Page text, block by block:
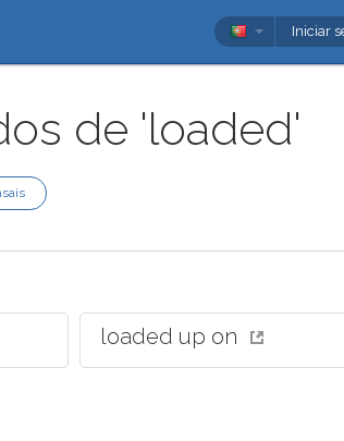
Iniciar
de 'loaded'
loaded up on